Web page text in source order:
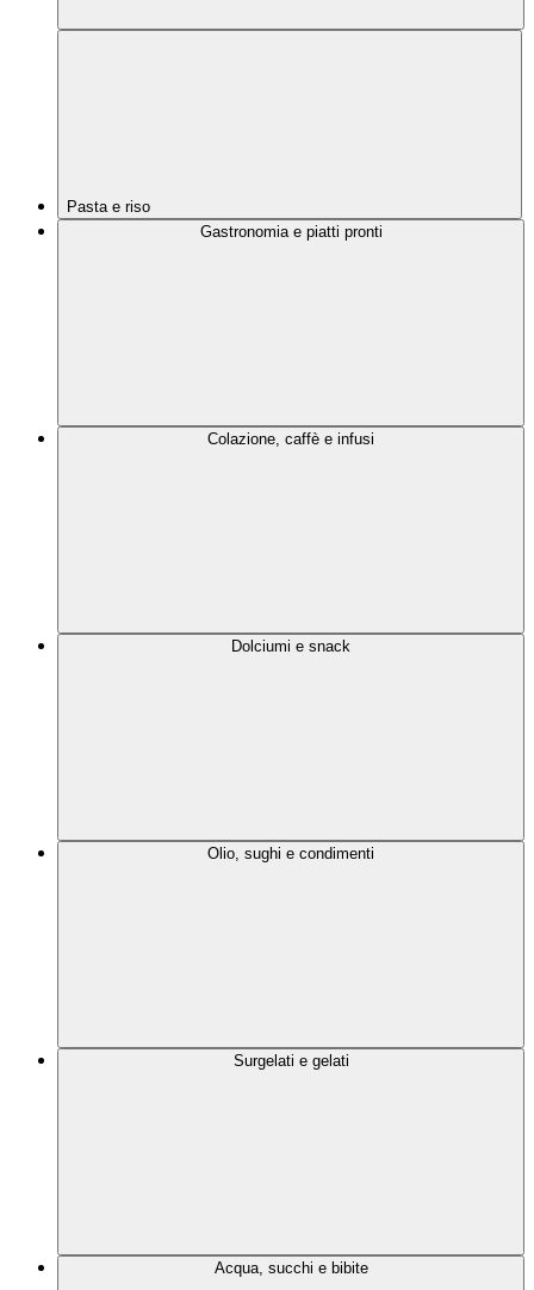
Pasta e riso
Gastronomia e piatti pronti
Colazione, caffè e infusi
Dolciumi e snack
Olio, sughi e condimenti
Surgelati e gelati
Acqua, succhi e bibite